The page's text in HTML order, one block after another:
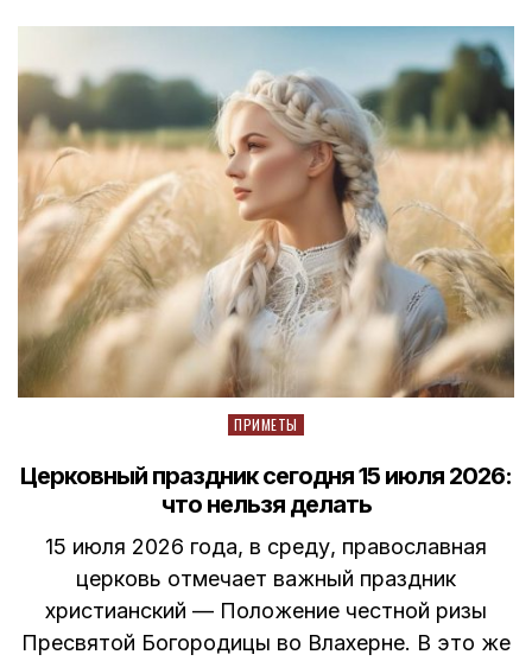
Posted
ПРИМЕТЫ
Церковный праздник сегодня 15 июля 2026:
что нельзя делать
15 июля 2026 года, в среду, православная
церковь отмечает важный праздник
христианский — Положение честной ризы
Пресвятой Богородицы во Влахерне. В это же